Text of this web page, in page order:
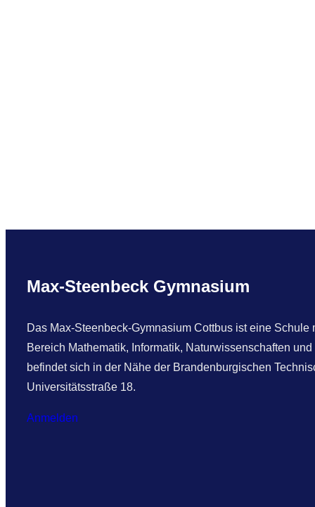
Max-Steenbeck Gymnasium
Das Max-Steenbeck-Gymnasium Cottbus ist eine Schule
Bereich Mathematik, Informatik, Naturwissenschaften
befindet sich in der Nähe der Brandenburgischen
Universitätsstraße 18.
Anmelden